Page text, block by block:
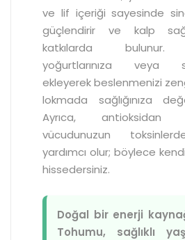
ve lif içeriği sayesinde
güçlendirir ve kalp
katkılarda bulunur.
yoğurtlarınıza veya
ekleyerek beslenmenizi
lokmada sağlığınıza
Ayrıca, antioksidan
vücudunuzun
yardımcı olur; böylece
hissedersiniz.
Doğal bir enerji
Tohumu, sağlıklı